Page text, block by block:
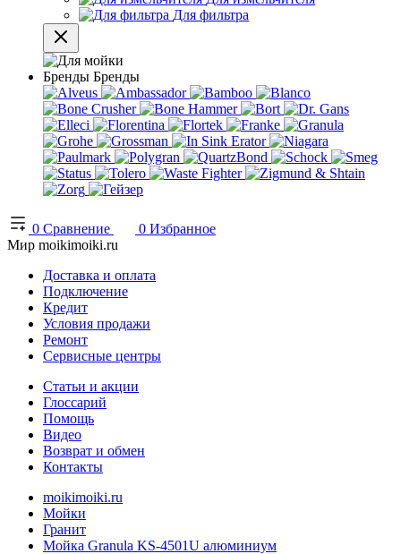
Для фильтра
Бренды Бренды
0 Сравнение 0 Избранное
Мир moikimoiki.ru
Доставка и оплата
Подключение
Кредит
Условия продажи
Ремонт
Сервисные центры
Статьи и акции
Глоссарий
Помощь
Видео
Возврат и обмен
Контакты
moikimoiki.ru
Мойки
Гранит
Мойка Granula KS-4501U алюминиум